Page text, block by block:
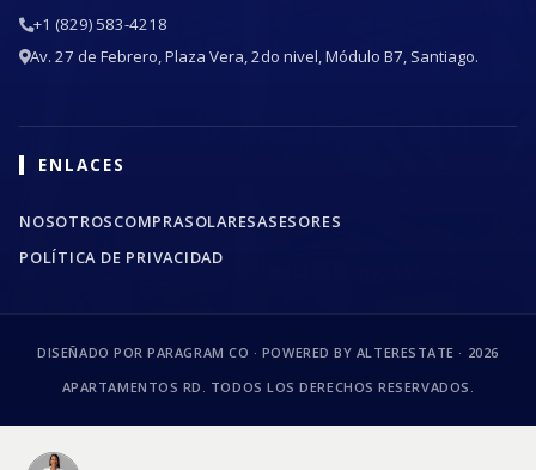
+1 (829) 583-4218
Av. 27 de Febrero, Plaza Vera, 2do nivel, Módulo B7, Santiago.
ENLACES
NOSOTROSCOMPRASOLARESASESORES
POLÍTICA DE PRIVACIDAD
DISEÑADO POR PARAGRAM CO · POWERED BY ALTERESTATE · 2026
APARTAMENTOS RD. TODOS LOS DERECHOS RESERVADOS.